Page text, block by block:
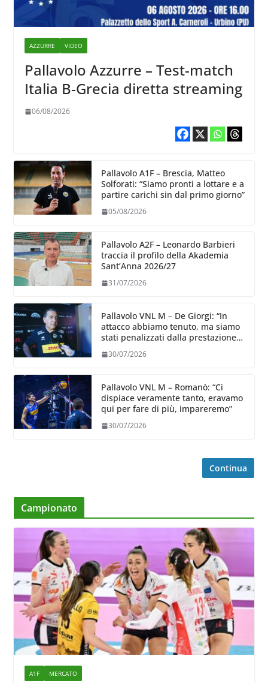
AZZURRE VIDEO
Pallavolo Azzurre – Test-match
Italia B-Grecia diretta streaming
06/08/2026
Pallavolo A1F – Brescia, Matteo
Solforati: “Siamo pronti a lottare e a
partire carichi sin dal primo giorno”
05/08/2026
Pallavolo A2F – Leonardo Barbieri
traccia il profilo della Akademia
Sant’Anna 2026/27
31/07/2026
Pallavolo VNL M – De Giorgi: “In
attacco abbiamo tenuto, ma siamo
stati penalizzati dalla prestazione
30/07/2026
Pallavolo VNL M – Romanò: “Ci
dispiace veramente tanto, eravamo
qui per fare di più, impareremo”
30/07/2026
Continua
Campionato
A1F MERCATO